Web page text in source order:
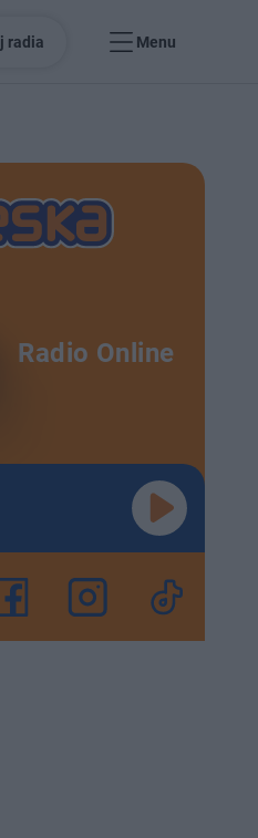
radia Menu
Radio Online